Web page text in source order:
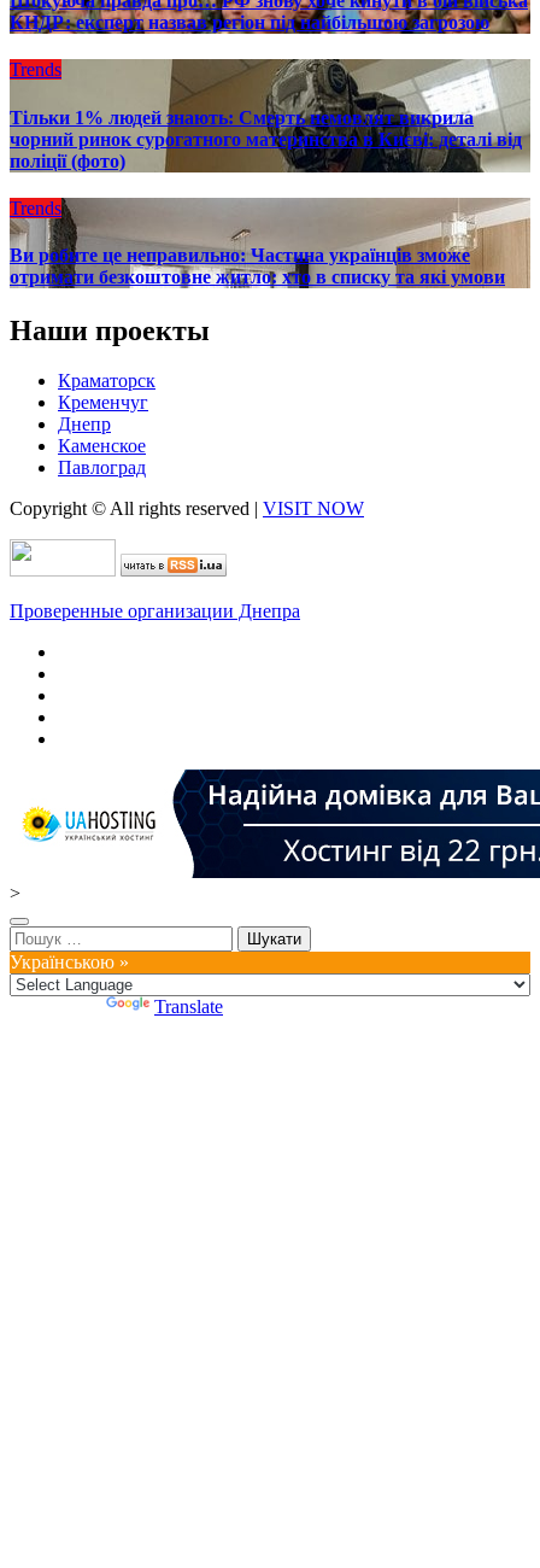
КНДР: експерт назвав регіон під найбільшою загрозою
Trends
Тільки 1% людей знають: Смерть немовлят викрила
чорний ринок сурогатного материнства в Києві: деталі від
поліції (фото)
Trends
Ви робите це неправильно: Частина українців зможе
отримати безкоштовне житло: хто в списку та які умови
Наши проекты
Краматорск
Кременчуг
Днепр
Каменское
Павлоград
Copyright © All rights reserved | VISIT NOW
Проверенные организации Днепра
>
Пошук:
Українською »
Translate